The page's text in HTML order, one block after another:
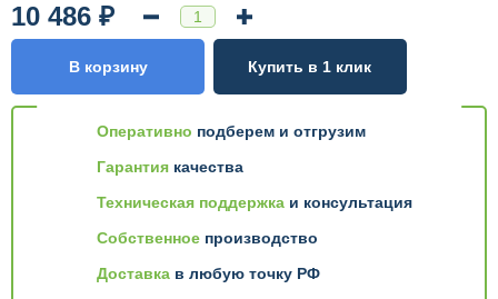
Оперативно подберем и отгрузим
Гарантия качества
Техническая поддержка и консультация
Собственное производство
Доставка в любую точку РФ
10 486 ₽
В корзину Купить в 1 клик